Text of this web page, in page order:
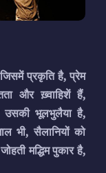
प्रकृति है, प्रेम
और ख़्वाहिशें हैं,
उसकी भूलभुलैया है,
भी, सैलानियों को
मद्धिम पुकार है,